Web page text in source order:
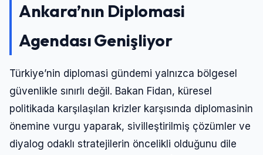
Ankara’nın Diplomasi
Agendası Genişliyor
Türkiye’nin diplomasi gündemi yalnızca bölgesel
güvenlikle sınırlı değil. Bakan Fidan, küresel
politikada karşılaşılan krizler karşısında diplomasinin
önemine vurgu yaparak, sivilleştirilmiş çözümler ve
diyalog odaklı stratejilerin öncelikli olduğunu dile